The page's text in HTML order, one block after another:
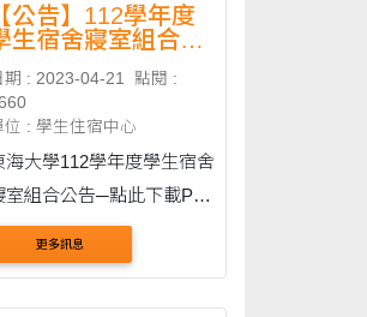
【公告】112學年度
生宿舍寢室組合公
期 : 2023-04-21
點閱 :
位 : 學生住宿中心
海大學112學年度學生宿舍
室組合公告─點此下載PDF
住宿寢室
合表─點此下載PDF檔 112
更多訊息